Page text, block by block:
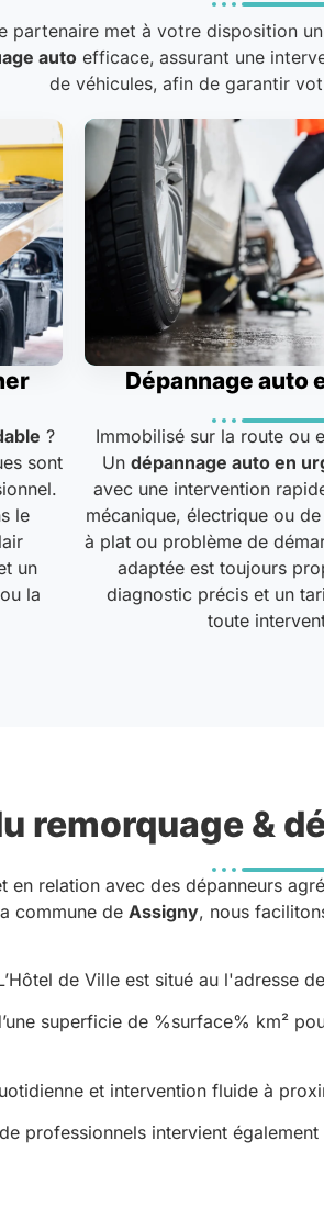
partenaire met à votre disposition
auto efficace, assurant une
de véhicules, afin de garantir
?
sont
le
un
la
Dépannage auto
Immobilisé sur la route ou
Un dépannage auto en
avec une intervention
mécanique, électrique ou
à plat ou problème de
adaptée est toujours
diagnostic précis et un
toute
remorquage &
en relation avec des dépanneurs
commune de Assigny, nous
de Ville est situé au l'adresse
superficie de %surface% km²
et intervention fluide à
professionnels intervient